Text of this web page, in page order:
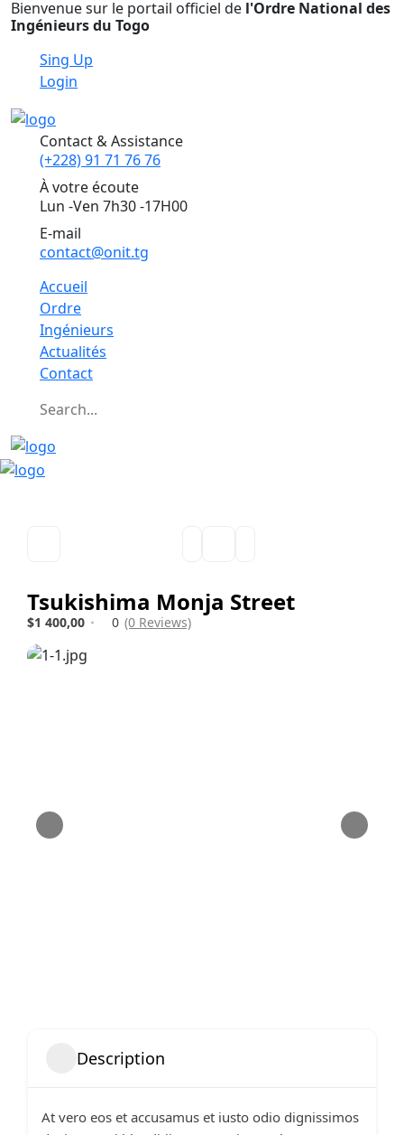
Bienvenue sur le portail officiel de l'Ordre National des
Ingénieurs du Togo
Sing Up
Login
Contact & Assistance
(+228) 91 71 76 76
À votre écoute
Lun -Ven 7h30 -17H00
E-mail
contact@onit.tg
Accueil
Ordre
Ingénieurs
Actualités
Contact
Tsukishima Monja Street
$1 400,00 0 (0 Reviews)
Description
At vero eos et accusamus et iusto odio dignissimos